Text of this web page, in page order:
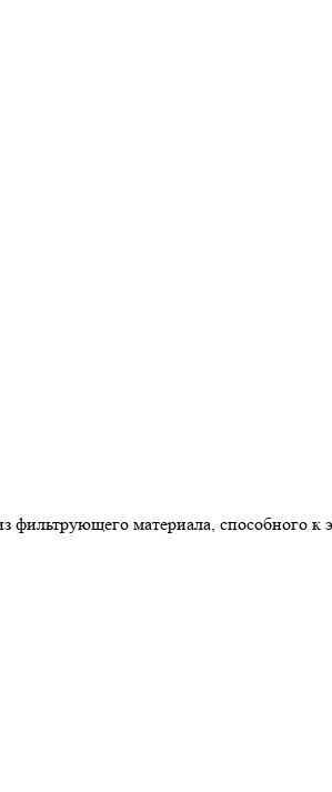
материала, способного к